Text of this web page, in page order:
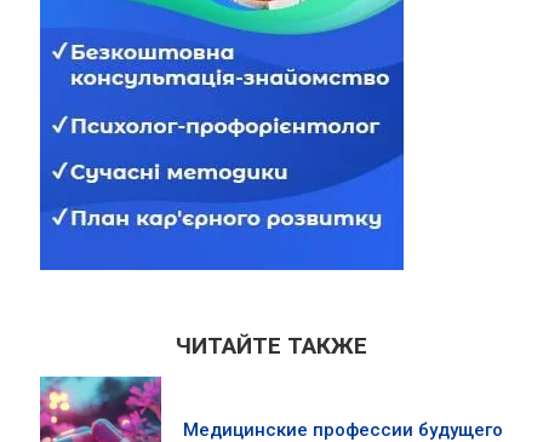
ЧИТАЙТЕ ТАКЖЕ
Медицинские профессии будущего